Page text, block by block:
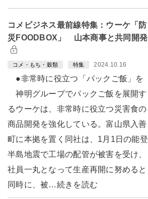
コメビジネス最前線特集：ウーケ「防
災FOODBOX」 山本商事と共同開発
コメ・もち・穀類 特集 2024.10.16
●非常時に役立つ「パックご飯」を
神明グループでパックご飯を展開す
るウーケは、非常時に役立つ災害食の
商品開発を強化している。富山県入善
町に本拠を置く同社は、1月1日の能登
半島地震で工場の配管が被害を受け、
社員一丸となって生産再開に努めると
同時に、被…続きを読む